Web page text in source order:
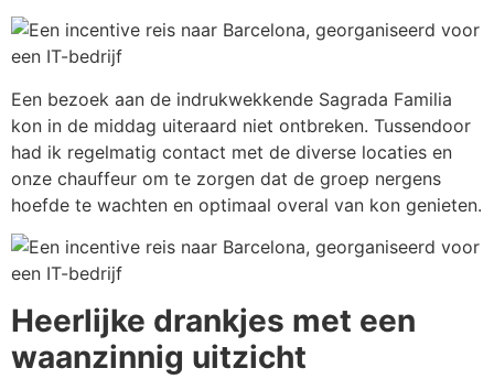
Een bezoek aan de indrukwekkende Sagrada Familia
kon in de middag uiteraard niet ontbreken. Tussendoor
had ik regelmatig contact met de diverse locaties en
onze chauffeur om te zorgen dat de groep nergens
hoefde te wachten en optimaal overal van kon genieten.
Heerlijke drankjes met een
waanzinnig uitzicht